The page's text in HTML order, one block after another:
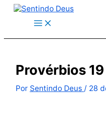
conteúdo
Provérbios 19
Por Sentindo Deus / 28